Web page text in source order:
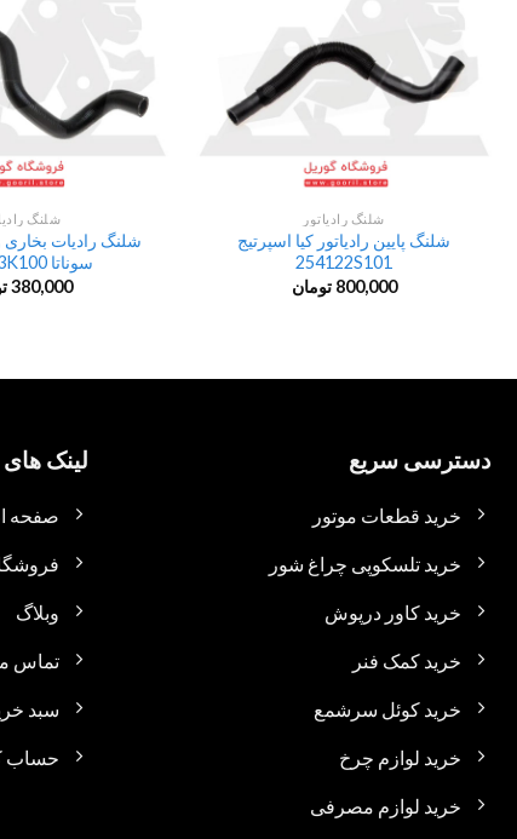
شلنگ رادیاتور
شلنگ پایین رادیاتور کیا اسپرتیج
254122S101
800,000 تومان
شلنگ
شلنگ رادیات بخاری
سوناتا 973113K100
380,000
دسترسی سریع
خرید قطعات موتور
خرید تلسکوپی چراغ شور
خرید کاور درپوش
خرید کمک فنر
خرید کوئل سرشمع
خرید لوازم چرخ
خرید لوازم مصرفی
لینک
صفحه
وبلاگ
تماس
سبد
حساب